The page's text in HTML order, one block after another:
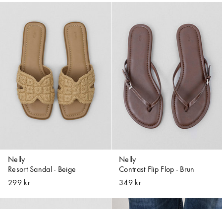
Nelly
Resort Sandal - Beige
299 kr
Nelly
Contrast Flip Flop - Brun
349 kr